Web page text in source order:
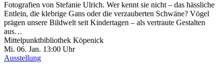
Fotografien von Stefanie Ulrich. Wer kennt sie nicht – das hässliche
Entlein, die klebrige Gans oder die verzauberten Schwäne? Vögel
prägen unsere Bildwelt seit Kindertagen – als vertraute Gestalten
aus…
Mittelpunktbibliothek Köpenick
Mi. 06. Jan. 13:00 Uhr
Ausstellung